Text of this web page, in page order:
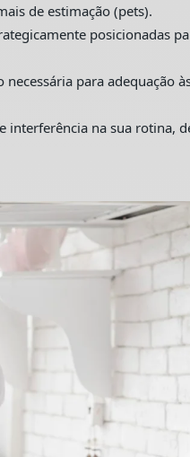
de estimação (pets).
posicionadas
para adequação
interferência na sua rotina,